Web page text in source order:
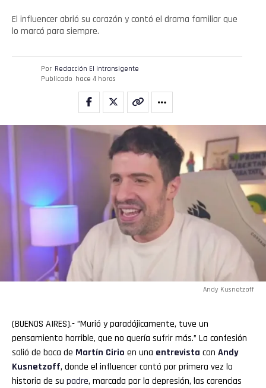
El influencer abrió su corazón y contó el drama familiar que
lo marcó para siempre.
Por Redacción El intransigente
Publicado hace 4 horas
Andy Kusnetzoff
(BUENOS AIRES).- ”Murió y paradójicamente, tuve un
pensamiento horrible, que no quería sufrir más.” La confesión
salió de boca de Martín Cirio en una entrevista con Andy
Kusnetzoff, donde el influencer contó por primera vez la
historia de su padre, marcada por la depresión, las carencias